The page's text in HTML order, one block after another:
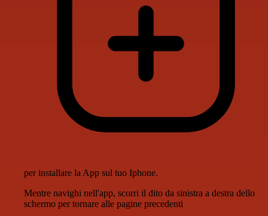
per installare la App sul tuo Iphone.
Mentre navighi nell'app, scorri il dito da sinistra a destra dello
schermo per tornare alle pagine precedenti